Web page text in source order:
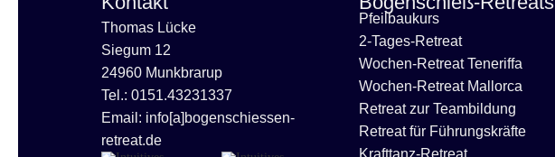
Thomas Lücke
Siegum 12
24960 Munkbrarup
Tel.: 0151.43231337
Email: info[a]bogenschiessen-
retreat.de
Pfeilbaukurs
2-Tages-Retreat
Wochen-Retreat Teneriffa
Wochen-Retreat Mallorca
Retreat zur Teambildung
Retreat für Führungskräfte
Krafttanz-Retreat